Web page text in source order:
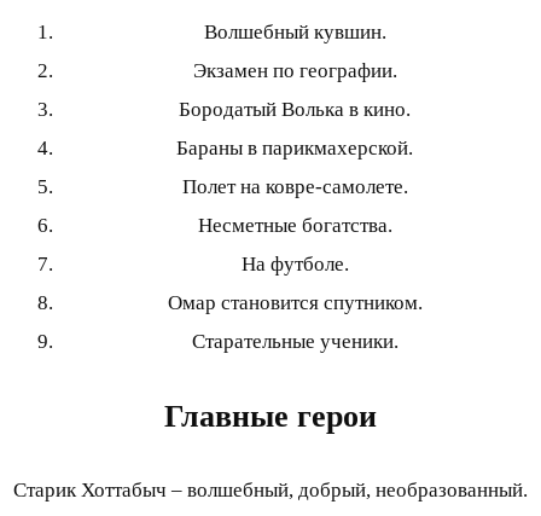
Волшебный кувшин.
Экзамен по географии.
Бородатый Волька в кино.
Бараны в парикмахерской.
Полет на ковре-самолете.
Несметные богатства.
На футболе.
Омар становится спутником.
Старательные ученики.
Главные герои
Старик Хоттабыч – волшебный, добрый, необразованный.